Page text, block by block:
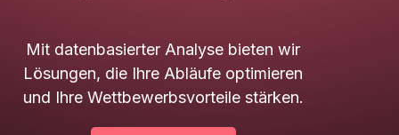
Mit datenbasierter Analyse bieten wir
Lösungen, die Ihre Abläufe optimieren
und Ihre Wettbewerbsvorteile stärken.​